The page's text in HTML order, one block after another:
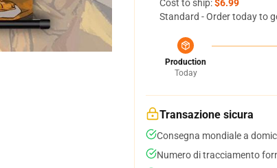
Cost to ship:$6.99
Standard - Order today to
Production
Today
Transazione sicura
Consegna mondiale a
Numero di tracciamento